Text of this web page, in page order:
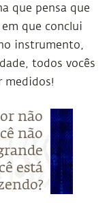
que pensa que
que conclui
instrumento,
todos vocês
medidos!
não
não
está